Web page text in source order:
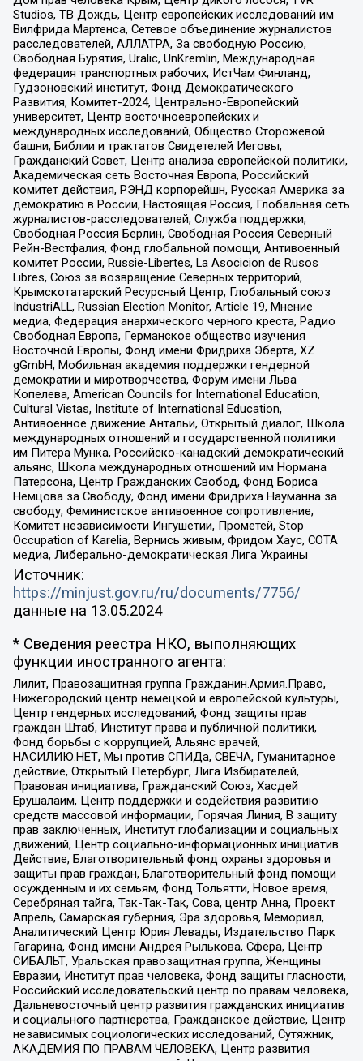
Studios, ТВ Дождь, Центр европейских исследований им
Вилфрида Мартенса, Сетевое объединение журналистов
расследователей, АЛЛАТРА, За свободную Россию,
Свободная Бурятия, Uralic, UnKremlin, Международная
федерация транспортных рабочих, ИстЧам Финланд,
Гудзоновский институт, Фонд Демократического
Развития, Комитет-2024, Центрально-Европейский
университет, Центр восточноевропейских и
международных исследований, Общество Сторожевой
башни, Библии и трактатов Свидетелей Иеговы,
Гражданский Совет, Центр анализа европейской политики,
Академическая сеть Восточная Европа, Российский
комитет действия, РЭНД корпорейшн, Русская Америка за
демократию в России, Настоящая Россия, Глобальная сеть
журналистов-расследователей, Служба поддержки,
Свободная Россия Берлин, Свободная Россия Северный
Рейн-Вестфалия, Фонд глобальной помощи, Антивоенный
комитет России, Russie-Libertes, La Asocicion de Rusos
Libres, Союз за возвращение Северных территорий,
Крымскотатарский Ресурсный Центр, Глобальный союз
IndustriALL, Russian Election Monitor, Article 19, Мнение
медиа, Федерация анархического черного креста, Радио
Свободная Европа, Германское общество изучения
Восточной Европы, Фонд имени Фридриха Эберта, XZ
gGmbH, Мобильная академия поддержки гендерной
демократии и миротворчества, Форум имени Льва
Копелева, American Councils for International Education,
Cultural Vistas, Institute of International Education,
Антивоенное движение Антальи, Открытый диалог, Школа
международных отношений и государственной политики
им Питера Мунка, Российско-канадский демократический
альянс, Школа международных отношений им Нормана
Патерсона, Центр Гражданских Свобод, Фонд Бориса
Немцова за Свободу, Фонд имени Фридриха Науманна за
свободу, Феминистское антивоенное сопротивление,
Комитет независимости Ингушетии, Прометей, Stop
Occupation of Karelia, Вернись живым, Фридом Хаус, СОТА
медиа, Либерально-демократическая Лига Украины
Источник:
https://minjust.gov.ru/ru/documents/7756/
данные на 13.05.2024
* Сведения реестра НКО, выполняющих
функции иностранного агента:
Лилит, Правозащитная группа Гражданин.Армия.Право,
Нижегородский центр немецкой и европейской культуры,
Центр гендерных исследований, Фонд защиты прав
граждан Штаб, Институт права и публичной политики,
Фонд борьбы с коррупцией, Альянс врачей,
НАСИЛИЮ.НЕТ, Мы против СПИДа, СВЕЧА, Гуманитарное
действие, Открытый Петербург, Лига Избирателей,
Правовая инициатива, Гражданский Союз, Хасдей
Ерушалаим, Центр поддержки и содействия развитию
средств массовой информации, Горячая Линия, В защиту
прав заключенных, Институт глобализации и социальных
движений, Центр социально-информационных инициатив
Действие, Благотворительный фонд охраны здоровья и
защиты прав граждан, Благотворительный фонд помощи
осужденным и их семьям, Фонд Тольятти, Новое время,
Серебряная тайга, Так-Так-Так, Сова, центр Анна, Проект
Апрель, Самарская губерния, Эра здоровья, Мемориал,
Аналитический Центр Юрия Левады, Издательство Парк
Гагарина, Фонд имени Андрея Рылькова, Сфера, Центр
СИБАЛЬТ, Уральская правозащитная группа, Женщины
Евразии, Институт прав человека, Фонд защиты гласности,
Российский исследовательский центр по правам человека,
Дальневосточный центр развития гражданских инициатив
и социального партнерства, Гражданское действие, Центр
независимых социологических исследований, Сутяжник,
АКАДЕМИЯ ПО ПРАВАМ ЧЕЛОВЕКА, Центр развития